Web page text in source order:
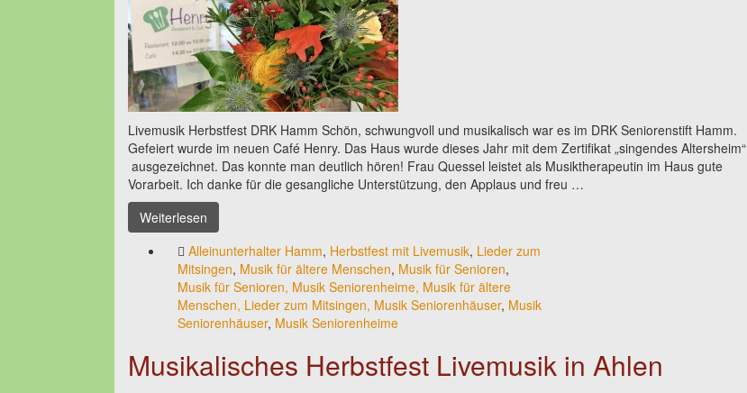
Livemusik Herbstfest DRK Hamm Schön, schwungvoll und musikalisch war es im DRK Seniorenstift Hamm.
Gefeiert wurde im neuen Café Henry. Das Haus wurde dieses Jahr mit dem Zertifikat „singendes Altersheim“
ausgezeichnet. Das konnte man deutlich hören! Frau Quessel leistet als Musiktherapeutin im Haus gute
Vorarbeit. Ich danke für die gesangliche Unterstützung, den Applaus und freu …
Weiterlesen
Alleinunterhalter Hamm, Herbstfest mit Livemusik, Lieder zum
Mitsingen, Musik für ältere Menschen, Musik für Senioren,
Musik für Senioren, Musik Seniorenheime, Musik für ältere
Menschen, Lieder zum Mitsingen, Musik Seniorenhäuser, Musik
Seniorenhäuser, Musik Seniorenheime
Musikalisches Herbstfest Livemusik in Ahlen